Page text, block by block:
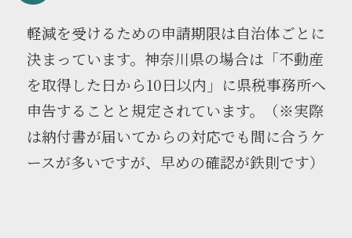
軽減を受けるための申請期限は自治体ごとに
決まっています。神奈川県の場合は「不動産
を取得した日から10日以内」に県税事務所へ
申告することと規定されています。（※実際
は納付書が届いてからの対応でも間に合うケ
ースが多いですが、早めの確認が鉄則です）